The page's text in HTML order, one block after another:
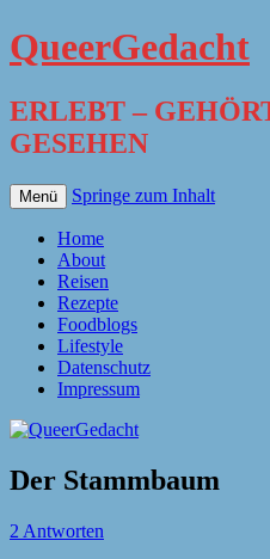
QueerGedacht
ERLEBT –
GESEHEN
Menü Springe zum Inhalt
Home
About
Reisen
Rezepte
Foodblogs
Lifestyle
Datenschutz
Impressum
Der Stammbaum
2 Antworten